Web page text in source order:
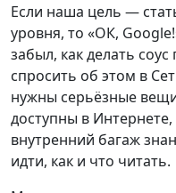
Если наша цель —
уровня, то «ОК,
забыл, как делать
спросить об этом в
нужны серьёзные
доступны в
внутренний багаж
идти, как и что читать.